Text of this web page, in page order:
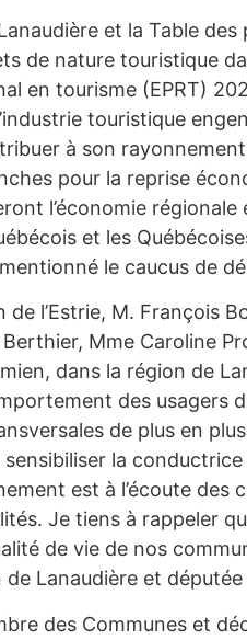
et la Table
de nature touristique
en tourisme (EPRT)
touristique
à son
pour la reprise
l’économie
et les
le caucus de
l’Estrie, M. François
Mme Caroline
dans la région de
des usagers
de plus en
la
est à l’écoute
Je tiens à rappeler
de vie de nos
Lanaudière et
des Communes et